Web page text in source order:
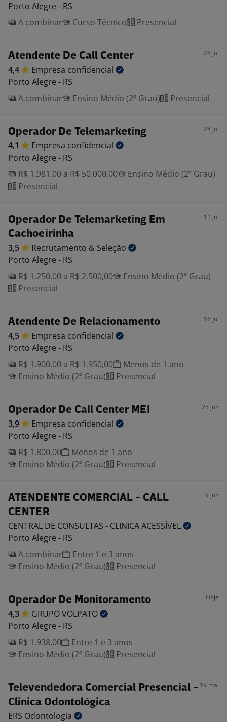
Porto Alegre - RS
A combinar
Curso Técnico Presencial
Atendente De Call Center 28 jul
4,4 Empresa confidencial
Porto Alegre - RS
A combinar
Ensino Médio (2º Grau) Presencial
Operador De Telemarketing 24 jul
4,1 Empresa confidencial
Porto Alegre - RS
R$ 1.981,00 a R$ 50.000,00
Ensino Médio (2º Grau)
Presencial
Operador De Telemarketing Em
Cachoeirinha
11 jul
3,5 Recrutamento & Seleção
Porto Alegre - RS
R$ 1.250,00 a R$ 2.500,00
Ensino Médio (2º Grau)
Presencial
Atendente De Relacionamento 16 jul
4,5 Empresa confidencial
Porto Alegre - RS
R$ 1.900,00 a R$ 1.950,00
Menos de 1 ano
Ensino Médio (2º Grau)
Presencial
Operador De Call Center MEI 25 jun
3,9 Empresa confidencial
Porto Alegre - RS
R$ 1.800,00
Menos de 1 ano
Ensino Médio (2º Grau)
Presencial
ATENDENTE COMERCIAL - CALL
CENTER
9 jun
CENTRAL DE CONSULTAS - CLINICAACESSÍVEL
Porto Alegre - RS
A combinar
Entre 1 e 3 anos
Ensino Médio (2º Grau)
Presencial
Operador De Monitoramento Hoje
4,3 GRUPOVOLPATO
Porto Alegre - RS
R$ 1.938,00
Entre 1 e 3 anos
Ensino Médio (2º Grau)
Presencial
Televendedora Comercial Presencial -
Clinica Odontológica
19 mai
ERS Odontologia